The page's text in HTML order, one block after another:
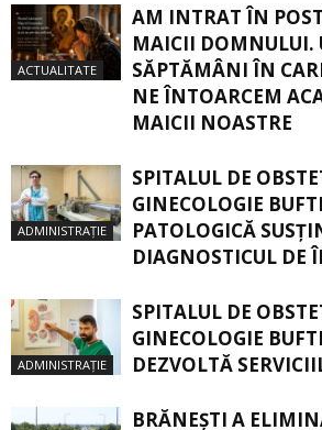
ACTUALITATE
AM INTRAT ÎN
MAICII DOMNULUI.
SĂPTĂMÂNI ÎN
NE ÎNTOARCEM
MAICII NOASTRE
ADMINISTRAȚIE
SPITALUL DE
GINECOLOGIE
PATOLOGICĂ
DIAGNOSTICUL DE
ADMINISTRAȚIE
SPITALUL DE
GINECOLOGIE
DEZVOLTĂ
BRĂNEȘTI A